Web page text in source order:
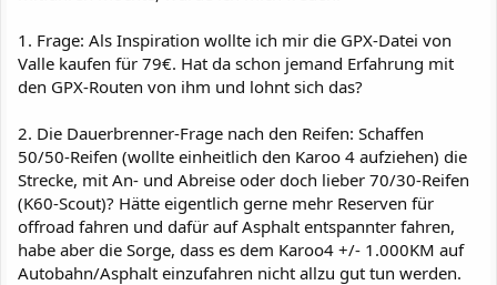
1. Frage: Als Inspiration wollte ich mir die GPX-Datei von
Valle kaufen für 79€. Hat da schon jemand Erfahrung mit
den GPX-Routen von ihm und lohnt sich das?
2. Die Dauerbrenner-Frage nach den Reifen: Schaffen
50/50-Reifen (wollte einheitlich den Karoo 4 aufziehen) die
Strecke, mit An- und Abreise oder doch lieber 70/30-Reifen
(K60-Scout)? Hätte eigentlich gerne mehr Reserven für
offroad fahren und dafür auf Asphalt entspannter fahren,
habe aber die Sorge, dass es dem Karoo4 +/- 1.000KM auf
Autobahn/Asphalt einzufahren nicht allzu gut tun werden.